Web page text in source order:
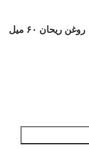
روغن ریحان ۶۰ میل